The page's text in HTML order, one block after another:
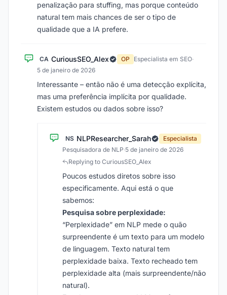
penalização para stuffing, mas porque conteúdo
natural tem mais chances de ser o tipo de
qualidade que a IA prefere.
CA CuriousSEO_Alex OP Especialista em SEO·
5 de janeiro de 2026
Interessante – então não é uma detecção explícita,
mas uma preferência implícita por qualidade.
Existem estudos ou dados sobre isso?
NS NLPResearcher_Sarah
Especialista
Pesquisadora de NLP·5 de janeiro de 2026
Replying to CuriousSEO_Alex
Poucos estudos diretos sobre isso
especificamente. Aqui está o que
sabemos:
Pesquisa sobre perplexidade:
“Perplexidade” em NLP mede o quão
surpreendente é um texto para um modelo
de linguagem. Texto natural tem
perplexidade baixa. Texto recheado tem
perplexidade alta (mais surpreendente/não
natural).